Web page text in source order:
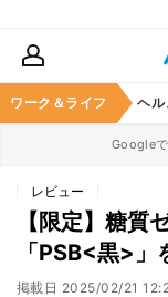
ワーク＆ライフ
マネー 暮らし ヘ
Google
レビュー
【限定】糖質
「PSB<黒>
掲載日 2025/02/21